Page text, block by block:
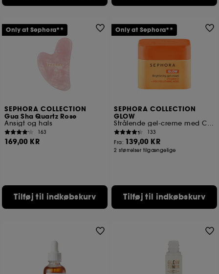
SEPHORA COLLECTION
Gua Sha Quartz Rose
Ansigt og hals
163
169,00 KR
Tilføj til indkøbskurv
Only at Sephora**
SEPHORA COLLECTION
GLOW
Strålende gel-creme med C-vitamin og polyglutaminsyre
133
Fra: 139,00 KR
2 størrelser tilgængelige
Tilføj til indkøbskurv
Only at Sephora**